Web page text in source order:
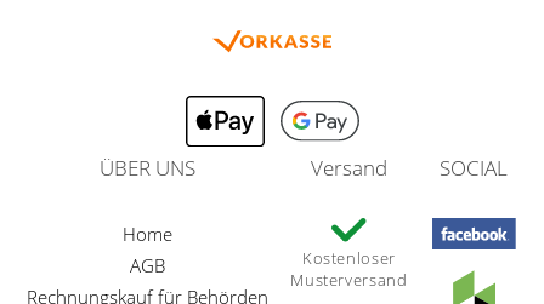
ÜBER UNS
Home
AGB
Rechnungskauf für Behörden
Versand
Kostenloser
Musterversand
SOCIAL